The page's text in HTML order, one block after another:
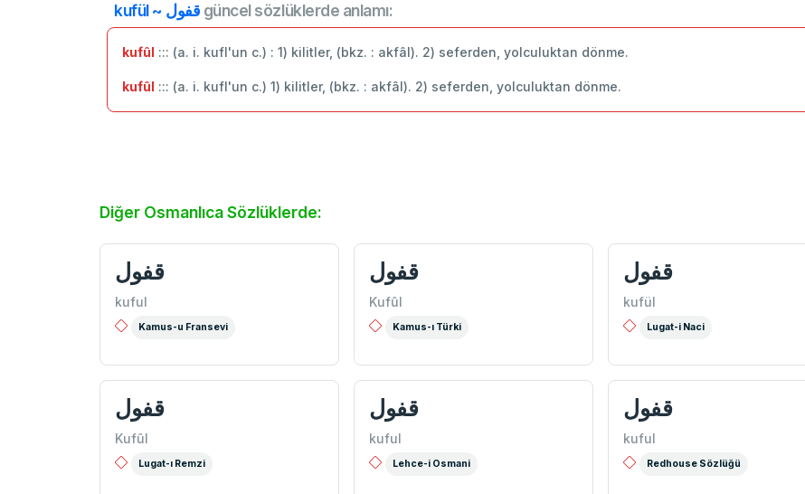
kufül ~ قفول güncel sözlüklerde anlamı:
kufûl ::: (a. i. kufl'un c.) : 1) kilitler, (bkz. : akfâl). 2) seferden, yolculuktan dönme.
kufûl ::: (a. i. kufl'un c.) 1) kilitler, (bkz. : akfâl). 2) seferden, yolculuktan dönme.
Diğer Osmanlıca Sözlüklerde:
قفول
kuful
Kamus-u Fransevi
قفول
Kufûl
Kamus-ı Türki
قفول
kufül
Lugat-i Naci
قفول
Kufûl
Lugat-ı Remzi
قفول
kuful
Lehce-i Osmani
قفول
kuful
Redhouse Sözlüğü